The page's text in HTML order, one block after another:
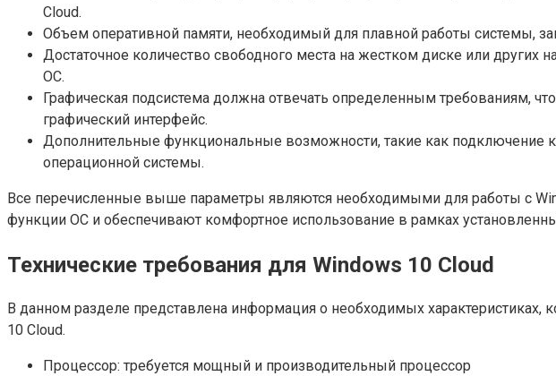
Cloud.
Объем оперативной памяти, необходимый для плавной работы системы,
Достаточное количество свободного места на жестком диске или
ОС.
Графическая подсистема должна отвечать определенным требованиям,
графический интерфейс.
Дополнительные функциональные возможности, такие как подключение
операционной системы.
Все перечисленные выше параметры являются необходимыми для работы с
функции ОС и обеспечивают комфортное использование в рамках
Технические требования для Windows 10 Cloud
В данном разделе представлена информация о необходимых
10 Cloud.
Процессор: требуется мощный и производительный процессор